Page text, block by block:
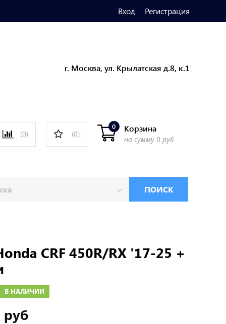
Вход Регистрация
г. Москва, ул. Крылатская д.8, к.1
(0) (0)
Корзина
0
на сумму 0 руб
ПОИСК
CRF 450R/RX '17-25 +
В НАЛИЧИИ
руб